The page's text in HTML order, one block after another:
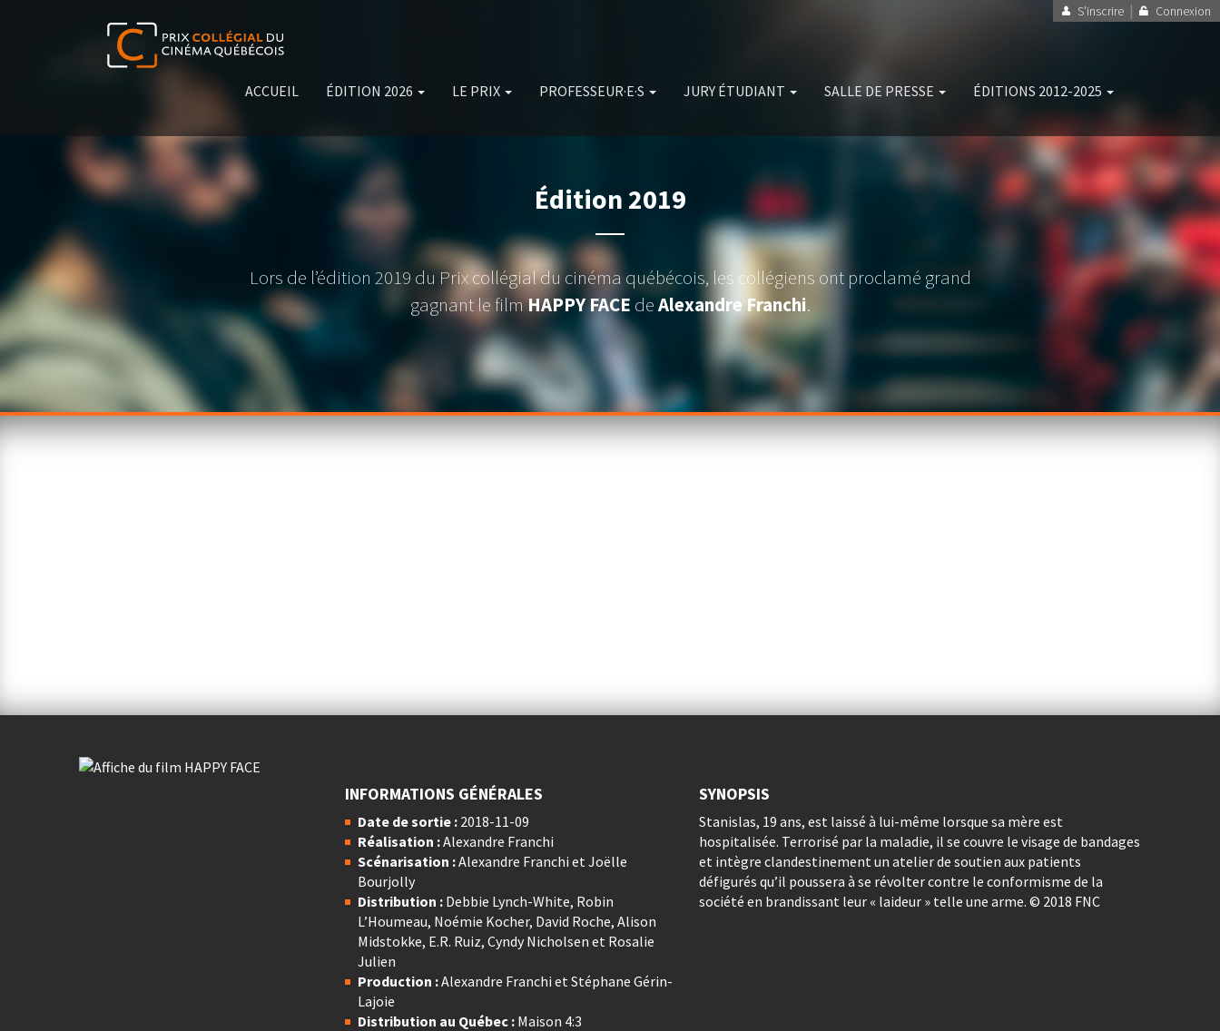
S'inscrire | Connexion
ACCUEIL ÉDITION 2026 LE PRIX PROFESSEUR·E·S JURY ÉTUDIANT SALLE DE PRESSE ÉDITIONS 2012-2025
Édition 2019
Lors de l’édition 2019 du Prix collégial du cinéma québécois, les collégiens ont proclamé grand
gagnant le filmHAPPY FACE deAlexandre Franchi.
INFORMATIONS GÉNÉRALES
Date de sortie : 2018-11-09
Réalisation :Alexandre Franchi
Scénarisation :Alexandre Franchi et Joëlle
Bourjolly
Distribution : Debbie Lynch-White, Robin
L’Houmeau, Noémie Kocher, David Roche, Alison
Midstokke, E.R. Ruiz, Cyndy Nicholsen et Rosalie
Julien
Production :Alexandre Franchi et Stéphane Gérin-
Lajoie
Distribution au Québec : Maison 4:3
SYNOPSIS
Stanislas, 19 ans, est laissé à lui-même lorsque sa mère est
hospitalisée. Terrorisé par la maladie, il se couvre le visage de bandages
et intègre clandestinement un atelier de soutien aux patients
défigurés qu’il poussera à se révolter contre le conformisme de la
société en brandissant leur « laideur » telle une arme. © 2018 FNC